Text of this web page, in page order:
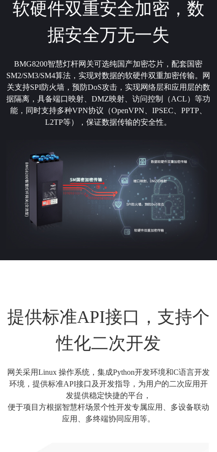
软硬件双重安全加密，数
据安全万无一失
BMG8200智慧灯杆网关可选纯国产加密芯片，配套国密
SM2/SM3/SM4算法，实现对数据的软硬件双重加密传输。网
关支持SPI防火墙，预防DoS攻击，实现网络层和应用层的数
据隔离，具备端口映射、DMZ映射、访问控制（ACL）等功
能，同时支持多种VPN协议（OpenVPN、IPSEC、PPTP、
L2TP等），保证数据传输的安全性。
提供标准API接口，支持个
性化二次开发
网关采用Linux 操作系统，集成Python开发环境和C语言开发
环境，提供标准API接口及开发指导，为用户的二次应用开
发提供稳定快捷的平台，
便于项目方根据智慧杆场景个性开发专属应用、多设备联动
应用、多终端协同应用等。